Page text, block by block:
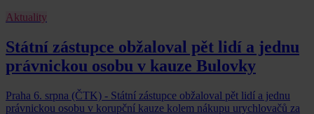
Aktuality
Státní zástupce obžaloval pět lidí a jednu
právnickou osobu v kauze Bulovky
Praha 6. srpna (ČTK) - Státní zástupce obžaloval pět lidí a jednu
právnickou osobu v korupční kauze kolem nákupu urychlovačů za